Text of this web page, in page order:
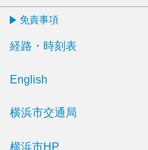
免責事項
経路・時刻表
English
横浜市交通局
横浜市HP